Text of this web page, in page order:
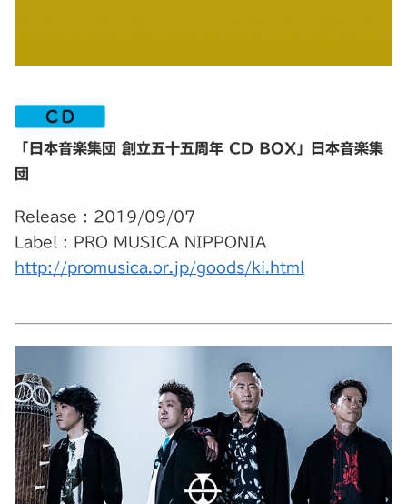
「日本音楽集団 創立五十五周年 CD BOX」日本音楽集
団
Release : 2019/09/07
Label : PRO MUSICA NIPPONIA
http://promusica.or.jp/goods/ki.html